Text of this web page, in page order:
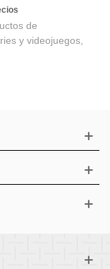
de
y videojuegos,